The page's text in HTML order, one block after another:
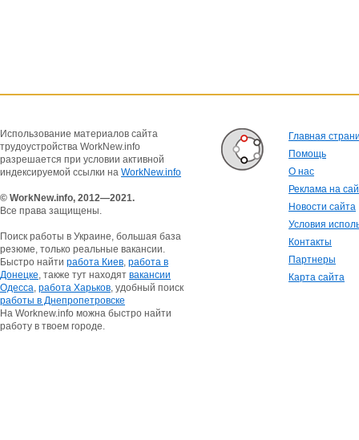
Использование материалов сайта
трудоустройства WorkNew.info
разрешается при условии активной
индексируемой ссылки на WorkNew.info
© WorkNew.info, 2012—2021.
Все права защищены.
Поиск работы в Украине, большая база
резюме, только реальные вакансии.
Быстро найти работа Киев, работа в
Донецке, также тут находят вакансии
Одесса, работа Харьков, удобный поиск
работы в Днепропетровске
На Worknew.info можна быстро найти
работу в твоем городе.
Главная
Помощь
О нас
Реклама на
Новости сайта
Условия
Контакты
Партнеры
Карта сайта